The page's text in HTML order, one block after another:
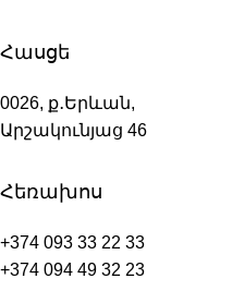
Հասցե
0026, ք․Երևան,
Արշակունյաց 46
Հեռախոս
+374 093 33 22 33
+374 094 49 32 23